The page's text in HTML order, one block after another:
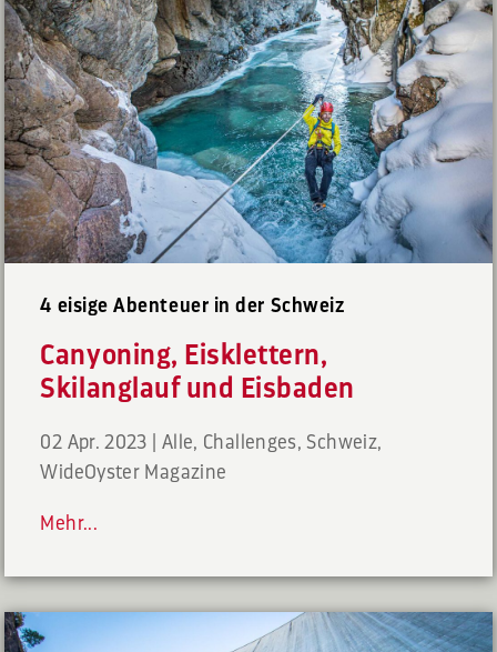
4 eisige Abenteuer in der Schweiz
Canyoning, Eisklettern,
Skilanglauf und Eisbaden
02 Apr. 2023 Alle Challenges Schweiz,
WideOyster Magazine
Mehr...